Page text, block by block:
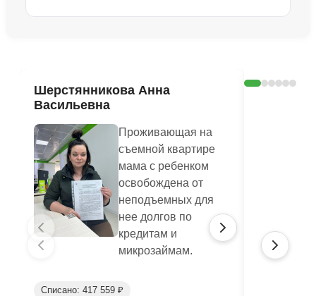
Шерстянникова Анна
Васильевна
Проживающая на
съемной квартире
мама с ребенком
освобождена от
неподъемных для
нее долгов по
кредитам и
микрозаймам.
Списано: 417 559 ₽